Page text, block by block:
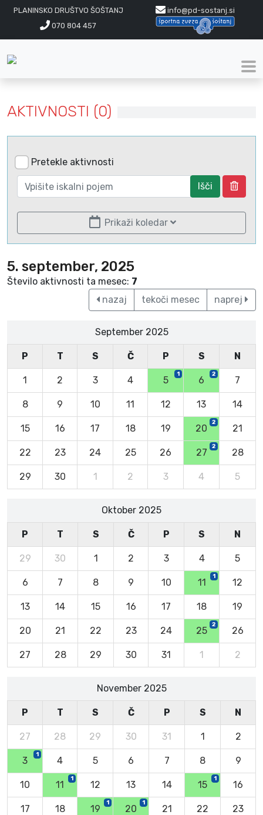
PLANINSKO DRUŠTVO ŠOŠTANJ
info@pd-sostanj.si
070 804 457
AKTIVNOSTI (0)
Pretekle aktivnosti
Išči
Prikaži koledar
5. september, 2025
Število aktivnosti ta mesec: 7
nazaj
tekoči mesec naprej
September 2025
P T S Č P S N
1 2 3 4 5
1
6
2
7
8 9 10 11 12 13 14
15 16 17 18 19 20
2
21
22 23 24 25 26 27
2
28
29 30 1 2 3 4 5
Oktober 2025
P T S Č P S N
29 30 1 2 3 4 5
6 7 8 9 10 11
1
12
13 14 15 16 17 18 19
20 21 22 23 24 25
2
26
27 28 29 30 31 1 2
November 2025
P T S Č P S N
27 28 29 30 31 1 2
3
1
4 5 6 7 8 9
10 11
1
12 13 14 15
1
16
17 18 19
1
20
1
21 22 23